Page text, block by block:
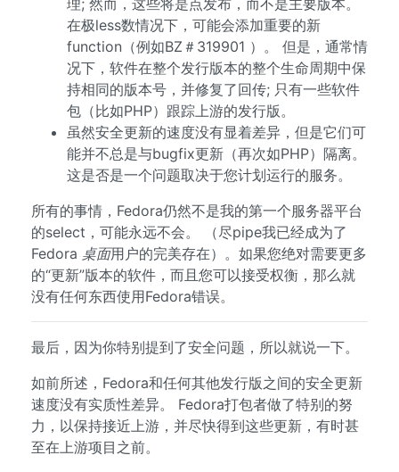
理; 然而，这些将是点发布，而不是主要版本。
在极less数情况下，可能会添加重要的新
function（例如BZ＃319901 ）。 但是，通常情
况下，软件在整个发行版本的整个生命周期中保
持相同的版本号，并修复了回传; 只有一些软件
包（比如PHP）跟踪上游的发行版。
虽然安全更新的速度没有显着差异，但是它们可
能并不总是与bugfix更新（再次如PHP）隔离。
这是否是一个问题取决于您计划运行的服务。
所有的事情，Fedora仍然不是我的第一个服务器平台
的select，可能永远不会。 （尽pipe我已经成为了
Fedora 桌面用户的完美存在）。如果您绝对需要更多
的“更新”版本的软件，而且您可以接受权衡，那么就
没有任何东西使用Fedora错误。
最后，因为你特别提到了安全问题，所以就说一下。
如前所述，Fedora和任何其他发行版之间的安全更新
速度没有实质性差异。 Fedora打包者做了特别的努
力，以保持接近上游，并尽快得到这些更新，有时甚
至在上游项目之前。